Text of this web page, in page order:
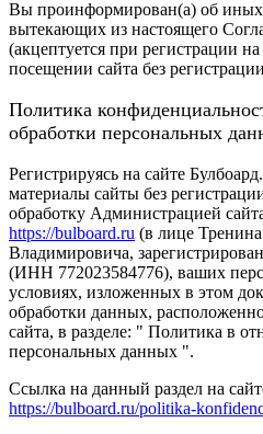
Вы проинформирован(а) об иных
вытекающих из настоящего
(акцептуется при регистрации
посещении сайта без
Политика
обработки персональных
Регистрируясь на сайте
материалы сайты без
обработку Администрацией
https://bulboard.ru (в лице
Владимировича,
(ИНН 772023584776), ваших
условиях, изложенных в этом
обработки данных,
сайта, в разделе: " Политика в
персональных данных ".
Ссылка на данный раздел на
https://bulboard.ru/politika-